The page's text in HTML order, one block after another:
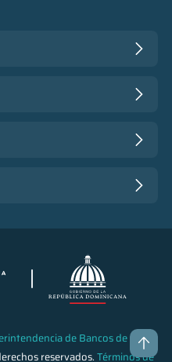
de Bancos de la
reservados.Términos de